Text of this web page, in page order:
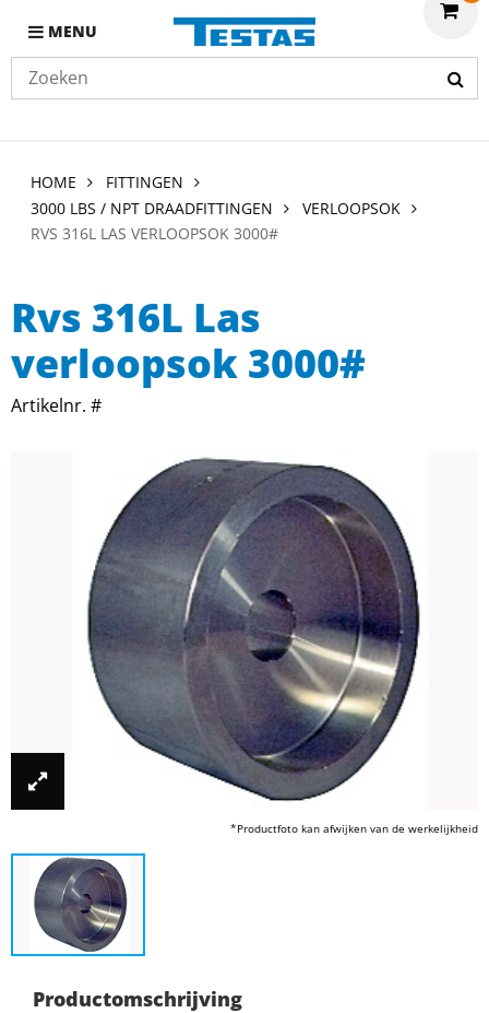
MENU
HOME
FITTINGEN
3000 LBS / NPT DRAADFITTINGEN
VERLOOPSOK
RVS 316L LAS VERLOOPSOK 3000#
Rvs 316L Las
verloopsok 3000#
Artikelnr. #
*Productfoto kan afwijken van de werkelijkheid
Productomschrijving